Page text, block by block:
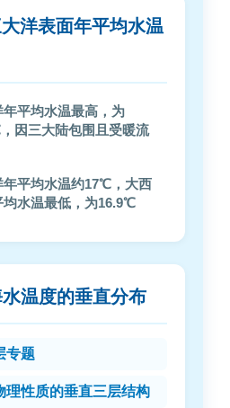
洋表面年平均水温
年平均水温最高，为
因三大陆包围且受暖流
年平均水温约17℃，大西
均水温最低，为16.9℃
水温度的垂直分布
专题
理性质的垂直三层结构